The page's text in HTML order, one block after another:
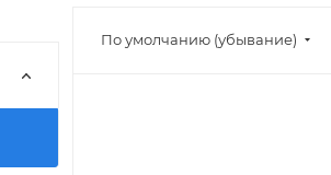
По умолчанию (убывание)